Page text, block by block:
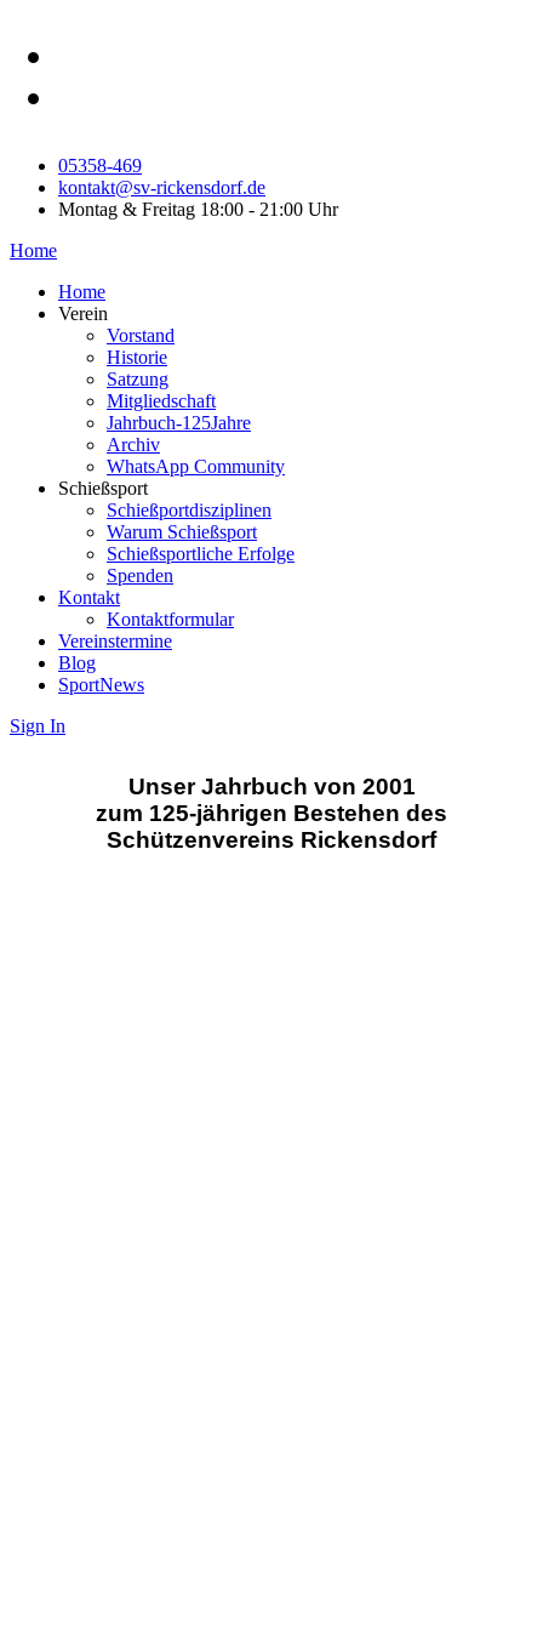
05358-469
kontakt@sv-rickensdorf.de
Montag & Freitag 18:00 - 21:00 Uhr
Home
Home
Verein
Vorstand
Historie
Satzung
Mitgliedschaft
Jahrbuch-125Jahre
Archiv
WhatsApp Community
Schießsport
Schießportdisziplinen
Warum Schießsport
Schießsportliche Erfolge
Spenden
Kontakt
Kontaktformular
Vereinstermine
Blog
SportNews
Sign In
Unser Jahrbuch von 2001
zum 125-jährigen Bestehen des
Schützenvereins Rickensdorf